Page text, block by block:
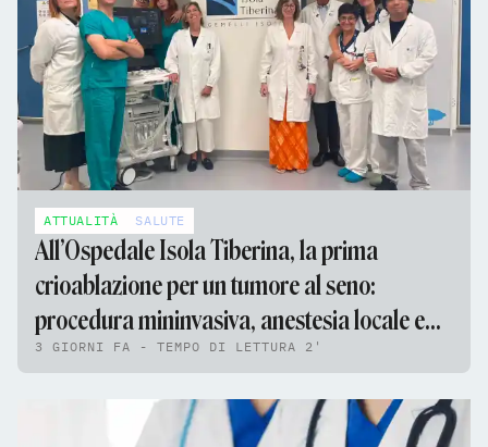
ATTUALITÀ SALUTE
All’Ospedale Isola Tiberina, la prima
crioablazione per un tumore al seno:
procedura mininvasiva, anestesia locale e
nessun ricovero
3 GIORNI FA - TEMPO DI LETTURA 2'